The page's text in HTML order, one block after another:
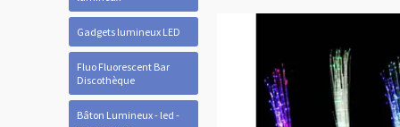
Gadgets lumineux LED
Fluo Fluorescent Bar
Discothèque
Bâton Lumineux - led -